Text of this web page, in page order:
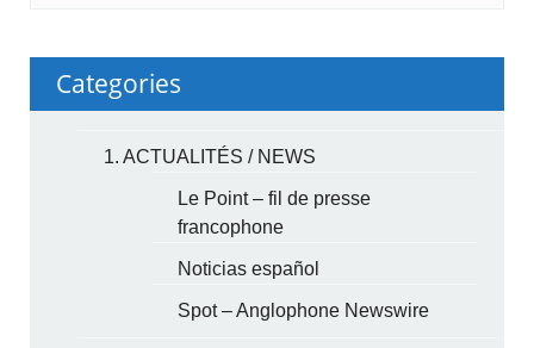
Categories
1. ACTUALITÉS / NEWS
Le Point – fil de presse
francophone
Noticias español
Spot – Anglophone Newswire